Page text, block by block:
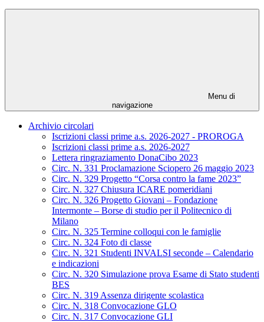
Menu di
navigazione
Archivio circolari
Iscrizioni classi prime a.s. 2026-2027 - PROROGA
Iscrizioni classi prime a.s. 2026-2027
Lettera ringraziamento DonaCibo 2023
Circ. N. 331 Proclamazione Sciopero 26 maggio 2023
Circ. N. 329 Progetto “Corsa contro la fame 2023”
Circ. N. 327 Chiusura ICARE pomeridiani
Circ. N. 326 Progetto Giovani – Fondazione
Intermonte – Borse di studio per il Politecnico di
Milano
Circ. N. 325 Termine colloqui con le famiglie
Circ. N. 324 Foto di classe
Circ. N. 321 Studenti INVALSI seconde – Calendario
e indicazioni
Circ. N. 320 Simulazione prova Esame di Stato studenti
BES
Circ. N. 319 Assenza dirigente scolastica
Circ. N. 318 Convocazione GLO
Circ. N. 317 Convocazione GLI